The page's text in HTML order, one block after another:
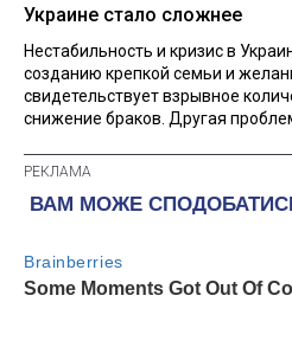
Украине стало сложнее
Нестабильность и кризис в
созданию крепкой семьи и
свидетельствует взрывное
снижение браков. Другая